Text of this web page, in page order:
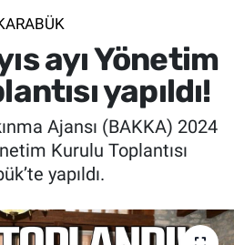
ayı Yönetim
yapıldı!
Ajansı (BAKKA) 2024
Kurulu Toplantısı
yapıldı.